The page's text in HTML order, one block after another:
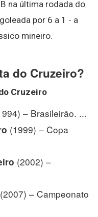
na última rodada do
por 6 a 1 - a
mineiro.
do Cruzeiro?
Cruzeiro
– Brasileirão. ...
(1999) – Copa
(2002) –
– Campeonato